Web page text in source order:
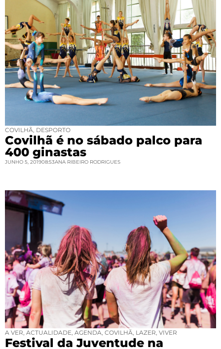
COVILHÃ, DESPORTO
Covilhã é no sábado palco para
400 ginastas
JUNHO 5, 201908:53ANA RIBEIRO RODRIGUES
A VER, ACTUALIDADE, AGENDA, COVILHÃ, LAZER, VIVER
Festival da Juventude na